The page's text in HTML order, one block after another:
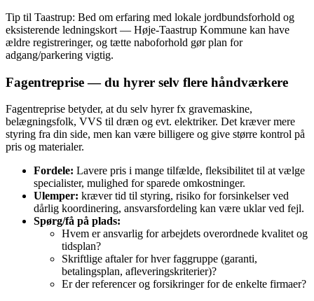
Tip til Taastrup: Bed om erfaring med lokale jordbundsforhold og
eksisterende ledningskort — Høje‑Taastrup Kommune kan have
ældre registreringer, og tætte naboforhold gør plan for
adgang/parkering vigtig.
Fagentreprise — du hyrer selv flere håndværkere
Fagentreprise betyder, at du selv hyrer fx gravemaskine,
belægningsfolk, VVS til dræn og evt. elektriker. Det kræver mere
styring fra din side, men kan være billigere og give større kontrol på
pris og materialer.
Fordele: Lavere pris i mange tilfælde, fleksibilitet til at vælge
specialister, mulighed for sparede omkostninger.
Ulemper: kræver tid til styring, risiko for forsinkelser ved
dårlig koordinering, ansvarsfordeling kan være uklar ved fejl.
Spørg/få på plads:
Hvem er ansvarlig for arbejdets overordnede kvalitet og
tidsplan?
Skriftlige aftaler for hver faggruppe (garanti,
betalingsplan, afleveringskriterier)?
Er der referencer og forsikringer for de enkelte firmaer?